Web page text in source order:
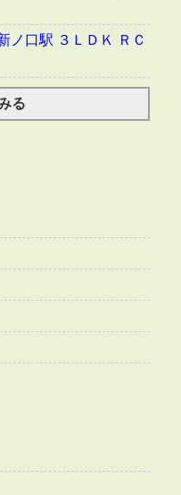
ノ口駅 ３ＬＤＫ ＲＣ
る